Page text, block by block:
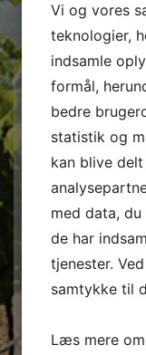
Webshoppen
Vi og vores
teknologier,
indsamle
formål,
bedre
statistik og
kan blive
med data,
de har
tjenester.
samtykke til
Læs mere